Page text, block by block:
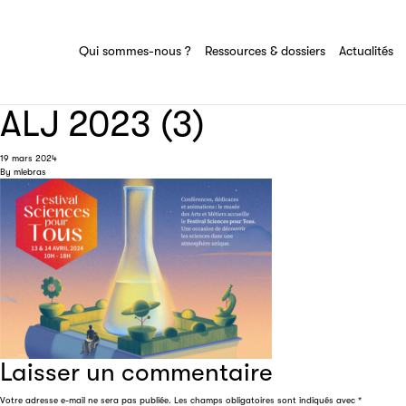
Qui sommes-nous ? Ressources & dossiers Actualités
d'expertise du groupe Sciences pour tous
ALJ 2023 (3)
19 mars 2024
By mlebras
Laisser un commentaire
Votre adresse e-mail ne sera pas publiée. Les champs obligatoires sont indiqués avec *